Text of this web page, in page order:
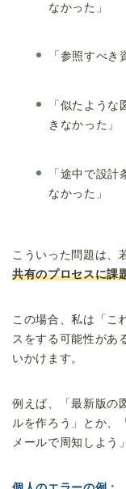
なかった」
「参照すべき
「似たよう
きなかった」
「途中で設
なかった」
こういった問題は、
共有のプロセスに課
この場合、私は「こ
スをする可能性があ
いかけます。
例えば、「最新版の
ルを作ろう」とか、
メールで周知しよう